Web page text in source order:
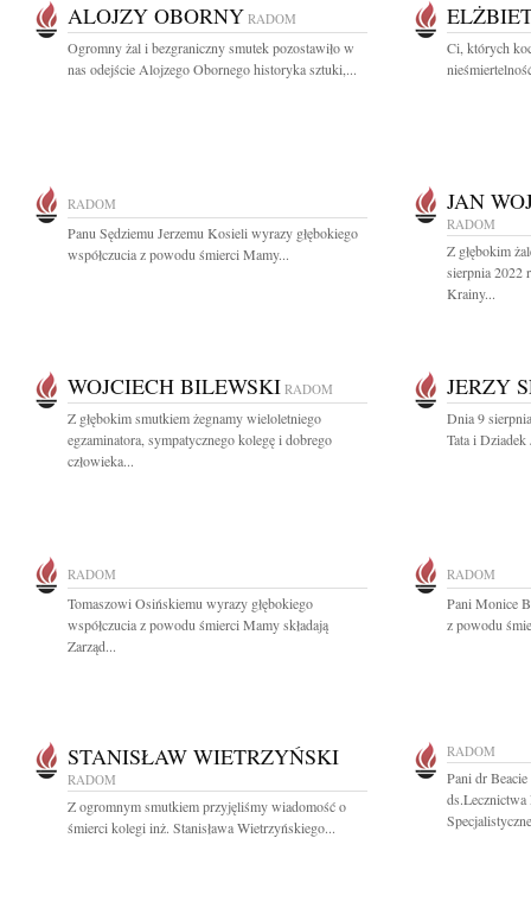
ALOJZY OBORNY RADOM
Ogromny żal i bezgraniczny smutek pozostawiło w
nas odejście Alojzego Obornego historyka sztuki,...
Ci, których
RADOM
Panu Sędziemu Jerzemu Kosieli wyrazy głębokiego
współczucia z powodu śmierci Mamy...
JAN
RADOM
Z głębokim
sierpnia 2022
Krainy...
WOJCIECH BILEWSKI RADOM
Z głębokim smutkiem żegnamy wieloletniego
egzaminatora, sympatycznego kolegę i dobrego
człowieka...
JERZY
Dnia 9
Tata i
RADOM
Tomaszowi Osińskiemu wyrazy głębokiego
współczucia z powodu śmierci Mamy składają
Zarząd...
RADOM
Pani Monice
z powodu
STANISŁAW WIETRZYŃSKI
RADOM
Z ogromnym smutkiem przyjęliśmy wiadomość o
śmierci kolegi inż. Stanisława Wietrzyńskiego...
RADOM
Pani dr
ds.Lecznictwa